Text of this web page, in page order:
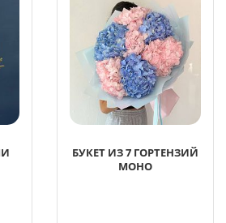
БУКЕТ ИЗ 7 ГОРТЕНЗИЙ
МОНО